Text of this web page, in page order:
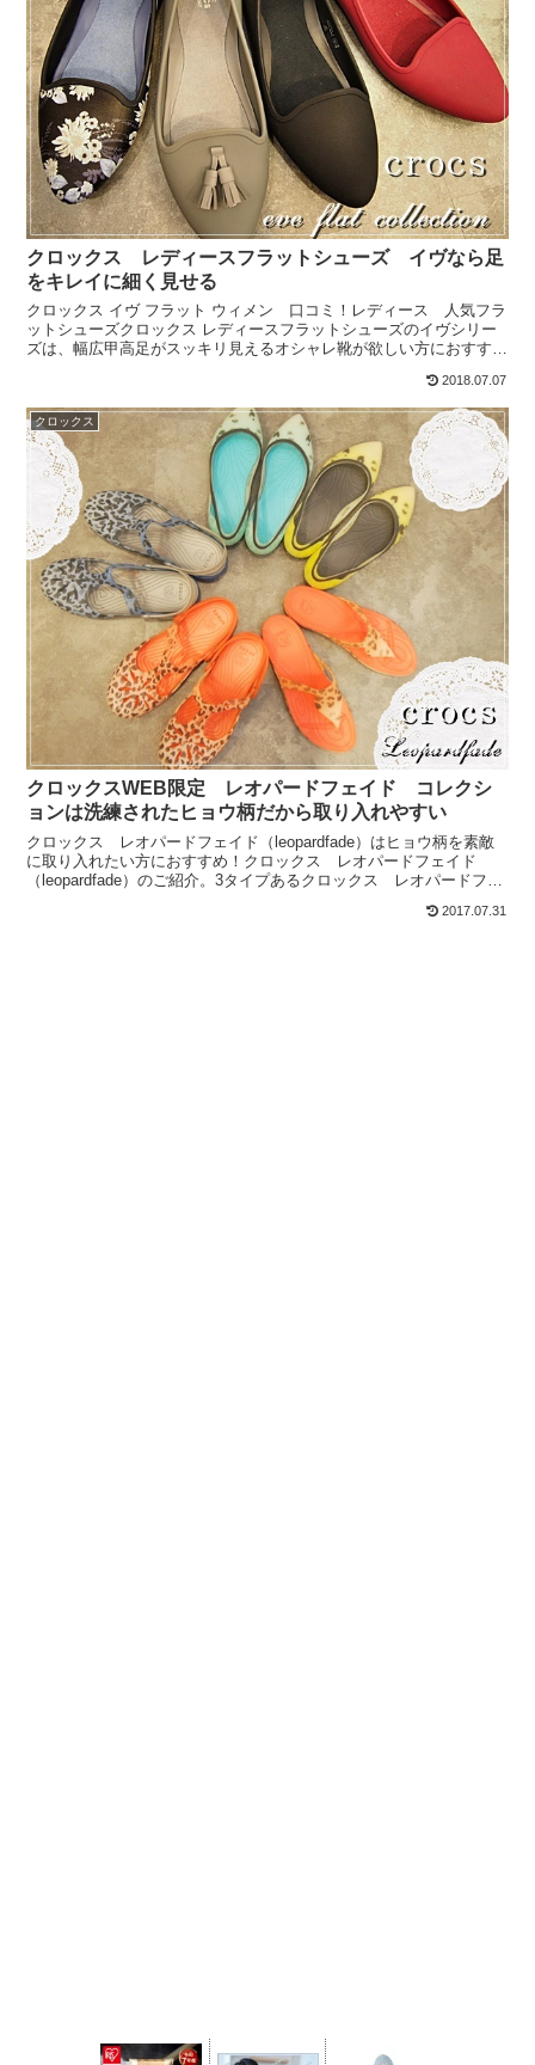
クロックス レディースフラットシューズ イヴなら足
をキレイに細く見せる
クロックス イヴ フラット ウィメン 口コミ！レディース 人気フラ
ットシューズクロックス レディースフラットシューズのイヴシリー
ズは、幅広甲高足がスッキリ見えるオシャレ靴が欲しい方におすす
2018.07.07
クロックス
クロックスWEB限定 レオパードフェイド コレクシ
ョンは洗練されたヒョウ柄だから取り入れやすい
クロックス レオパードフェイド（leopardfade）はヒョウ柄を素敵
に取り入れたい方におすすめ！クロックス レオパードフェイド
（leopardfade）のご紹介。3タイプあるクロックス レオパードフェ
2017.07.31